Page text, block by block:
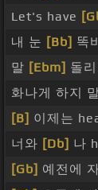
Let's have
내 눈 [Bb] 똑
말 [Ebm] 돌
화나게 하지
[B] 이제는
너와 [Db] 나
[Gb] 예전에